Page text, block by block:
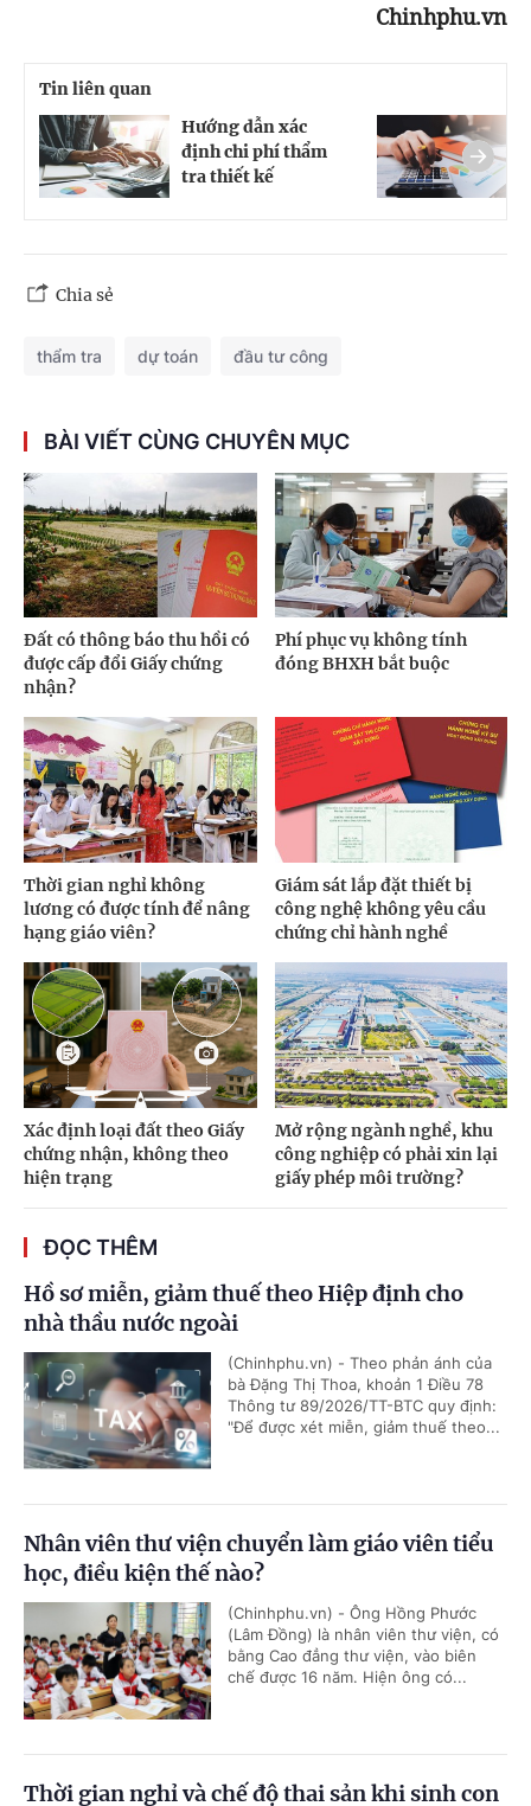
Chinhphu.vn
Tin liên quan
Hướng dẫn xác
định chi phí thẩm
tra thiết kế
Chia sẻ
thẩm tra dự toán đầu tư công
BÀI VIẾT CÙNG CHUYÊN MỤC
Đất có thông báo thu hồi có
được cấp đổi Giấy chứng
nhận?
Phí phục vụ không tính
đóng BHXH bắt buộc
Thời gian nghỉ không
lương có được tính để nâng
hạng giáo viên?
Giám sát lắp đặt thiết bị
công nghệ không yêu cầu
chứng chỉ hành nghề
Xác định loại đất theo Giấy
chứng nhận, không theo
hiện trạng
Mở rộng ngành nghề, khu
công nghiệp có phải xin lại
giấy phép môi trường?
ĐỌC THÊM
Hồ sơ miễn, giảm thuế theo Hiệp định cho
nhà thầu nước ngoài
(Chinhphu.vn) - Theo phản ánh của
bà Đặng Thị Thoa, khoản 1 Điều 78
Thông tư 89/2026/TT-BTC quy định:
"Để được xét miễn, giảm thuế theo...
Nhân viên thư viện chuyển làm giáo viên tiểu
học, điều kiện thế nào?
(Chinhphu.vn) - Ông Hồng Phước
(Lâm Đồng) là nhân viên thư viện, có
bằng Cao đẳng thư viện, vào biên
chế được 16 năm. Hiện ông có...
Thời gian nghỉ và chế độ thai sản khi sinh con